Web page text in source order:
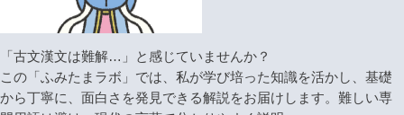
「古文漢文は難解…」と感じていませんか？
この「ふみたまラボ」では、私が学び培った知識を活かし、基礎
から丁寧に、面白さを発見できる解説をお届けします。難しい専